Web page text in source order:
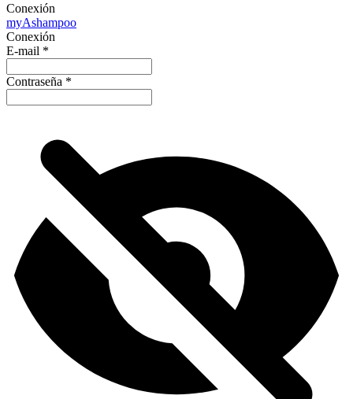
Conexión
myAshampoo
Conexión
E-mail *
Contraseña *